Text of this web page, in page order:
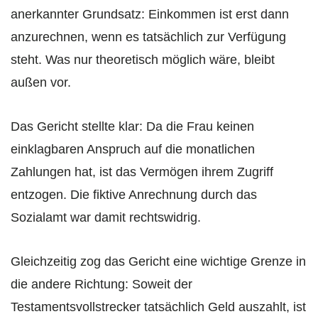
anerkannter Grundsatz: Einkommen ist erst dann
anzurechnen, wenn es tatsächlich zur Verfügung
steht. Was nur theoretisch möglich wäre, bleibt
außen vor.
Das Gericht stellte klar: Da die Frau keinen
einklagbaren Anspruch auf die monatlichen
Zahlungen hat, ist das Vermögen ihrem Zugriff
entzogen. Die fiktive Anrechnung durch das
Sozialamt war damit rechtswidrig.
Gleichzeitig zog das Gericht eine wichtige Grenze in
die andere Richtung: Soweit der
Testamentsvollstrecker tatsächlich Geld auszahlt, ist